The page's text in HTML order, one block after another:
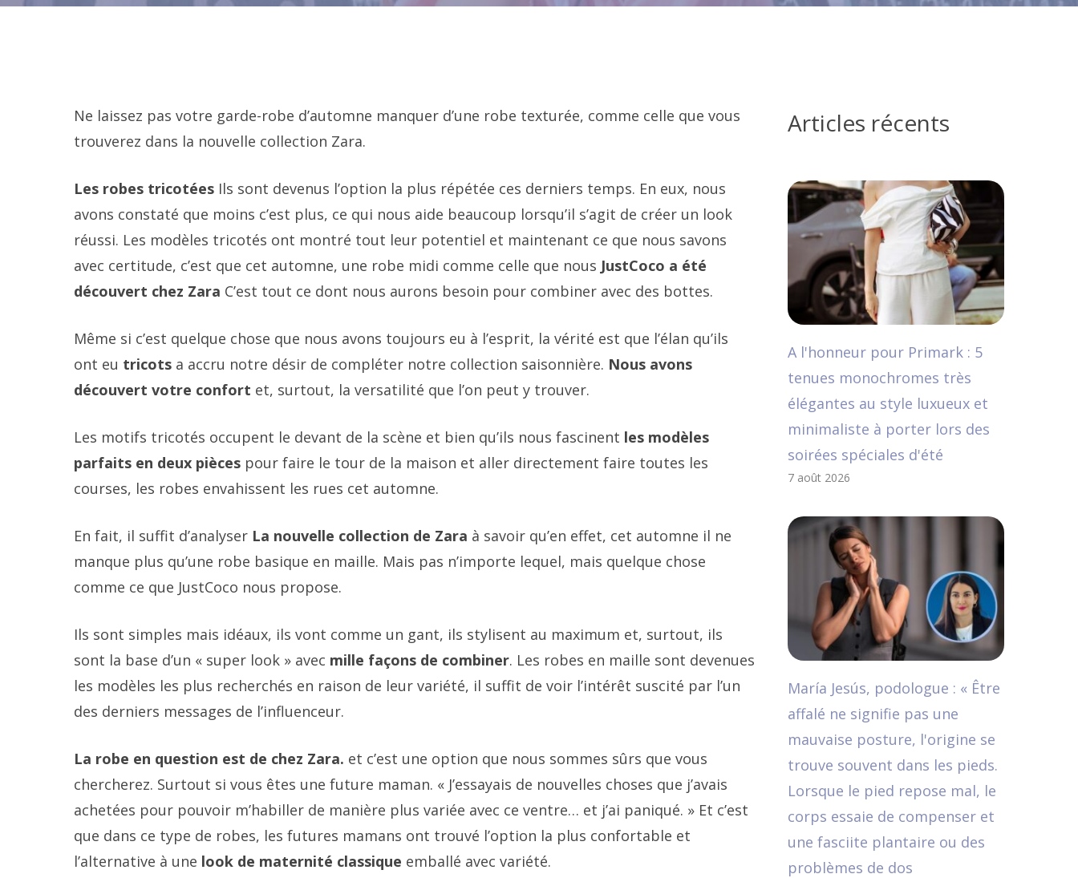
Ne laissez pas votre garde-robe d’automne manquer d’une robe texturée, comme celle que vous
trouverez dans la nouvelle collection Zara.
Les robes tricotées Ils sont devenus l’option la plus répétée ces derniers temps. En eux, nous
avons constaté que moins c’est plus, ce qui nous aide beaucoup lorsqu’il s’agit de créer un look
réussi. Les modèles tricotés ont montré tout leur potentiel et maintenant ce que nous savons
avec certitude, c’est que cet automne, une robe midi comme celle que nous JustCoco a été
découvert chez Zara C’est tout ce dont nous aurons besoin pour combiner avec des bottes.
Même si c’est quelque chose que nous avons toujours eu à l’esprit, la vérité est que l’élan qu’ils
ont eu tricots a accru notre désir de compléter notre collection saisonnière. Nous avons
découvert votre confort et, surtout, la versatilité que l’on peut y trouver.
Les motifs tricotés occupent le devant de la scène et bien qu’ils nous fascinent les modèles
parfaits en deux pièces pour faire le tour de la maison et aller directement faire toutes les
courses, les robes envahissent les rues cet automne.
En fait, il suffit d’analyser La nouvelle collection de Zara à savoir qu’en effet, cet automne il ne
manque plus qu’une robe basique en maille. Mais pas n’importe lequel, mais quelque chose
comme ce que JustCoco nous propose.
Ils sont simples mais idéaux, ils vont comme un gant, ils stylisent au maximum et, surtout, ils
sont la base d’un « super look » avec mille façons de combiner. Les robes en maille sont devenues
les modèles les plus recherchés en raison de leur variété, il suffit de voir l’intérêt suscité par l’un
des derniers messages de l’influenceur.
La robe en question est de chez Zara. et c’est une option que nous sommes sûrs que vous
chercherez. Surtout si vous êtes une future maman. « J’essayais de nouvelles choses que j’avais
achetées pour pouvoir m’habiller de manière plus variée avec ce ventre… et j’ai paniqué. » Et c’est
que dans ce type de robes, les futures mamans ont trouvé l’option la plus confortable et
l’alternative à une look de maternité classique emballé avec variété.
Articles récents
A l'honneur pour Primark : 5
tenues monochromes très
élégantes au style luxueux et
minimaliste à porter lors des
soirées spéciales d'été
7 août 2026
María Jesús, podologue : « Être
affalé ne signifie pas une
mauvaise posture, l'origine se
trouve souvent dans les pieds.
Lorsque le pied repose mal, le
corps essaie de compenser et
une fasciite plantaire ou des
problèmes de dos